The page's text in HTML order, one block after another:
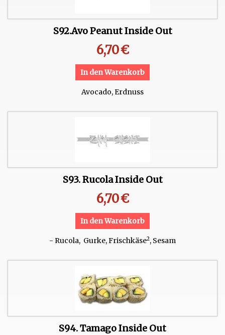
S92.Avo Peanut Inside Out
6,70€
In den Warenkorb
Avocado, Erdnuss
S93. Rucola Inside Out
6,70€
In den Warenkorb
- Rucola, Gurke, Frischkäse2, Sesam
S94. Tamago Inside Out